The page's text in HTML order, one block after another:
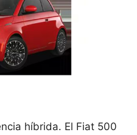
híbrida. El Fiat 500